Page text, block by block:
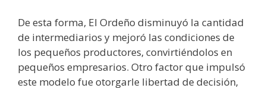
De esta forma, El Ordeño disminuyó la cantidad
de intermediarios y mejoró las condiciones de
los pequeños productores, convirtiéndolos en
pequeños empresarios. Otro factor que impulsó
este modelo fue otorgarle libertad de decisión,